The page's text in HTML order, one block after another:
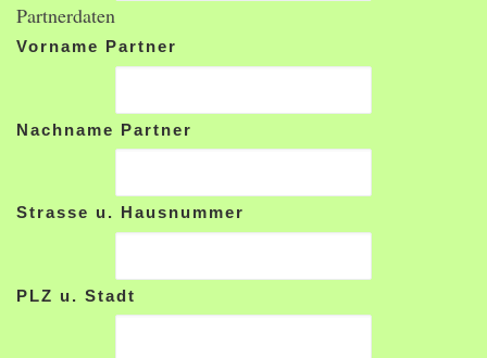
Partnerdaten
Vorname Partner
Nachname Partner
Strasse u. Hausnummer
PLZ u. Stadt